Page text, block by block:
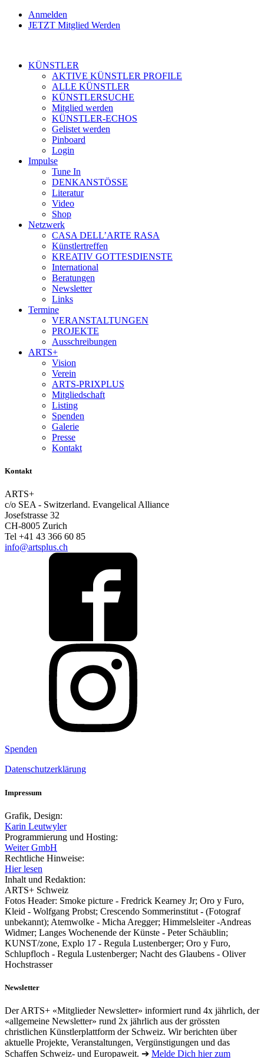
Anmelden
JETZT Mitglied Werden
KÜNSTLER
AKTIVE KÜNSTLER PROFILE
ALLE KÜNSTLER
KÜNSTLERSUCHE
Mitglied werden
KÜNSTLER-ECHOS
Gelistet werden
Pinboard
Login
Impulse
Tune In
DENKANSTÖSSE
Literatur
Video
Shop
Netzwerk
CASA DELL’ARTE RASA
Künstlertreffen
KREATIV GOTTESDIENSTE
International
Beratungen
Newsletter
Links
Termine
VERANSTALTUNGEN
PROJEKTE
Ausschreibungen
ARTS+
Vision
Verein
ARTS-PRIXPLUS
Mitgliedschaft
Listing
Spenden
Galerie
Presse
Kontakt
Kontakt
ARTS+
c/o SEA - Switzerland. Evangelical Alliance
Josefstrasse 32
CH-8005 Zurich
Tel +41 43 366 60 85
info@artsplus.ch
Spenden
Datenschutzerklärung
Impressum
Grafik, Design:
Karin Leutwyler
Programmierung und Hosting:
Weiter GmbH
Rechtliche Hinweise:
Hier lesen
Inhalt und Redaktion:
ARTS+ Schweiz
Fotos Header: Smoke picture - Fredrick Kearney Jr; Oro y Furo,
Kleid - Wolfgang Probst; Crescendo Sommerinstitut - (Fotograf
unbekannt); Atemwolke - Micha Aregger; Himmelsleiter -Andreas
Widmer; Langes Wochenende der Künste - Peter Schäublin;
KUNST/zone, Explo 17 - Regula Lustenberger; Oro y Furo,
Schlupfloch - Regula Lustenberger; Nacht des Glaubens - Oliver
Hochstrasser
Newsletter
Der ARTS+ «Mitglieder Newsletter» informiert rund 4x jährlich, der
«allgemeine Newsletter» rund 2x jährlich aus der grössten
christlichen Künstlerplattform der Schweiz. Wir berichten über
aktuelle Projekte, Veranstaltungen, Vergünstigungen und das
Schaffen Schweiz- und Europaweit. ➔ Melde Dich hier zum